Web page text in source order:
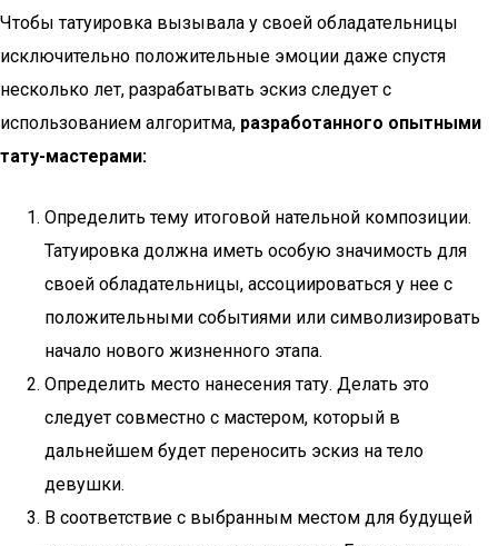
Чтобы татуировка вызывала у своей обладательницы
исключительно положительные эмоции даже спустя
несколько лет, разрабатывать эскиз следует с
использованием алгоритма, разработанного опытными
тату-мастерами:
Определить тему итоговой нательной композиции.
Татуировка должна иметь особую значимость для
своей обладательницы, ассоциироваться у нее с
положительными событиями или символизировать
начало нового жизненного этапа.
Определить место нанесения тату. Делать это
следует совместно с мастером, который в
дальнейшем будет переносить эскиз на тело
девушки.
В соответствие с выбранным местом для будущей